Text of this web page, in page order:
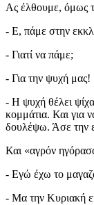
Ας έλθουμε, όμως
- Ε, πάμε στην
- Γιατί να πάμε;
- Για την ψυχή μας!
- Η ψυχή θέλει
κομμάτια. Και για
δουλέψω. Άσε την
Και «αγρόν
- Εγώ έχω το
- Μα την Κυριακή